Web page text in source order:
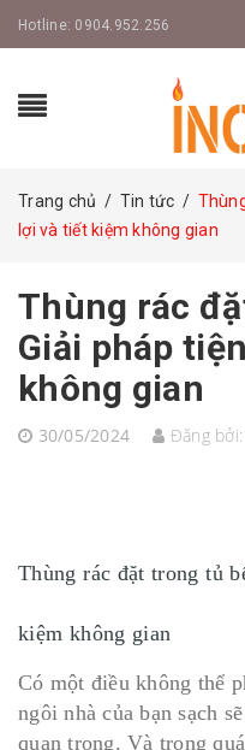
Hotline: 0904.952.256
Trang chủ / Tin tức /
lợi và tiết kiệm không gian
Thùng rác
Giải pháp
không gian
30/05/2024 Đăng bởi:
Thùng rác đặt trong tủ
kiệm không gian
Có một điều không thể
ngôi nhà của bạn sạch
quan trọng. Và trong